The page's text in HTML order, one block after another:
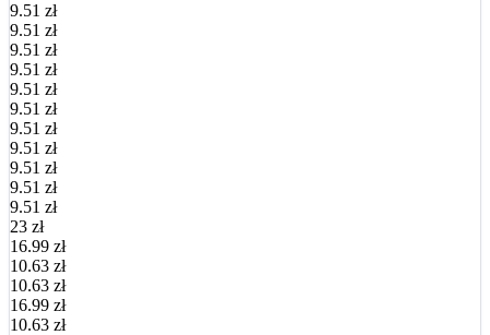
9.51 zł
9.51 zł
9.51 zł
9.51 zł
9.51 zł
9.51 zł
9.51 zł
9.51 zł
9.51 zł
9.51 zł
9.51 zł
23 zł
16.99 zł
10.63 zł
10.63 zł
16.99 zł
10.63 zł